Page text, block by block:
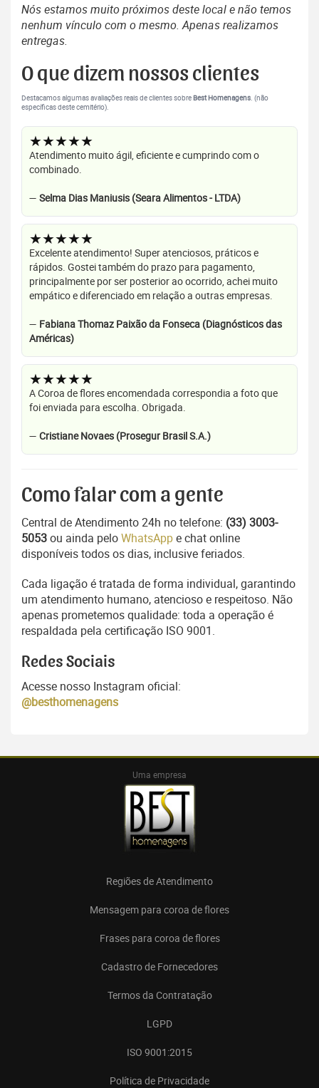
Nós estamos muito próximos deste local e não temos
nenhum vínculo com o mesmo. Apenas realizamos
entregas.
O que dizem nossos clientes
Destacamos algumas avaliações reais de clientes sobre Best Homenagens. (não
específicas deste cemitério).
★★★★★
Atendimento muito ágil, eficiente e cumprindo com o
combinado.
— Selma Dias Maniusis (Seara Alimentos - LTDA)
★★★★★
Excelente atendimento! Super atenciosos, práticos e
rápidos. Gostei também do prazo para pagamento,
principalmente por ser posterior ao ocorrido, achei muito
empático e diferenciado em relação a outras empresas.
— Fabiana Thomaz Paixão da Fonseca (Diagnósticos das
Américas)
★★★★★
A Coroa de flores encomendada correspondia a foto que
foi enviada para escolha. Obrigada.
— Cristiane Novaes (Prosegur Brasil S.A.)
Como falar com a gente
Central de Atendimento 24h no telefone: (33) 3003-
5053ou ainda peloWhatsAppe chat online
disponíveis todos os dias, inclusive feriados.
Cada ligação é tratada de forma individual, garantindo
um atendimento humano, atencioso e respeitoso. Não
apenas prometemos qualidade: toda a operação é
respaldada pela certificação ISO 9001.
Redes Sociais
Acesse nosso Instagram oficial:
@besthomenagens
Uma empresa
Regiões de Atendimento
Mensagem para coroa de flores
Frases para coroa de flores
Cadastro de Fornecedores
Termos da Contratação
LGPD
ISO 9001:2015
Política de Privacidade